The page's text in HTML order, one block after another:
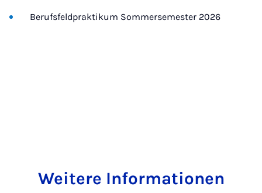
Berufsfeldpraktikum Sommersemester 2026
Weitere Informationen